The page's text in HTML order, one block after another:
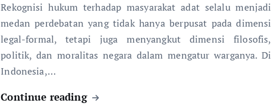
Rekognisi hukum terhadap masyarakat adat selalu menjadi
medan perdebatan yang tidak hanya berpusat pada dimensi
legal-formal, tetapi juga menyangkut dimensi filosofis,
politik, dan moralitas negara dalam mengatur warganya. Di
Indonesia,…
Continue reading